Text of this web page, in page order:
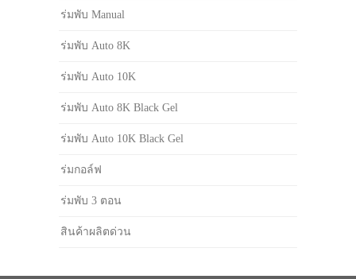
ร่มพับ Manual
ร่มพับ Auto 8K
ร่มพับ Auto 10K
ร่มพับ Auto 8K Black Gel
ร่มพับ Auto 10K Black Gel
ร่มกอล์ฟ
ร่มพับ 3 ตอน
สินค้าผลิตด่วน